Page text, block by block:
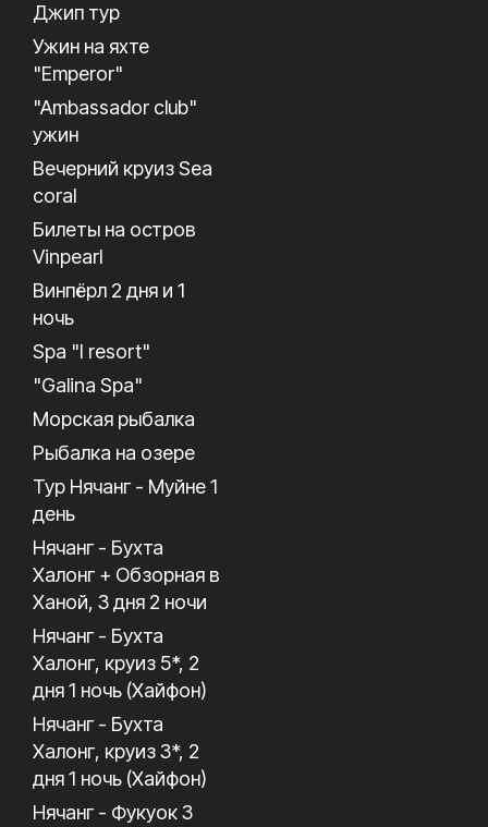
Джип тур
Ужин на яхте
"Emperor"
"Ambassador club"
ужин
Вечерний круиз Sea
coral
Билеты на остров
Vinpearl
Винпёрл 2 дня и 1
ночь
Spa "I resort"
"Galina Spa"
Морская рыбалка
Рыбалка на озере
Тур Нячанг - Муйне 1
день
Нячанг - Бухта
Халонг + Обзорная в
Ханой, 3 дня 2 ночи
Нячанг - Бухта
Халонг, круиз 5*, 2
дня 1 ночь (Хайфон)
Нячанг - Бухта
Халонг, круиз 3*, 2
дня 1 ночь (Хайфон)
Нячанг - Фукуок 3